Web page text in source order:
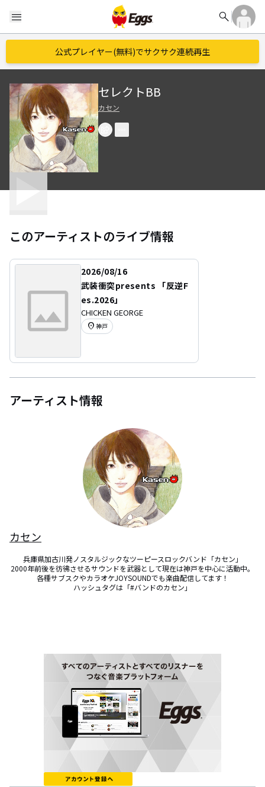
menu search
公式プレイヤー(無料)でサクサク連続再生
セレクトBB
カセン
このアーティストのライブ情報
2026/08/16
武装衝突presents 「反逆F
es.2026」
CHICKEN GEORGE
location_on 神戸
アーティスト情報
カセン
兵庫県加古川発ノスタルジックなツーピースロックバンド「カセン」
2000年前後を彷彿させるサウンドを武器として現在は神戸を中心に活動中。
各種サブスクやカラオケJOYSOUNDでも楽曲配信してます！
ハッシュタグは「#バンドのカセン」